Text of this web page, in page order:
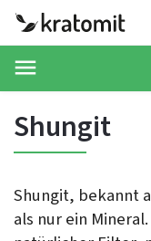
Shungit
Shungit, bekannt
als nur ein